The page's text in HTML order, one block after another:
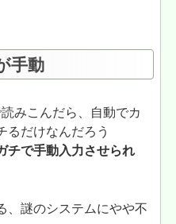
手動
みこんだら、自動でカ
るだけなんだろう
チで手動入力させられ
、謎のシステムにやや不